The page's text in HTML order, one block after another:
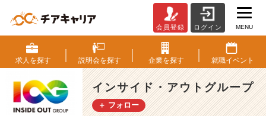
O
G
っ
て
ナ
ニ？】
会員登録 ログイン MENU
求人を探す 説明会を探す 企業を探す 就職イベント
インサイド・アウトグループ
＋ フォロー